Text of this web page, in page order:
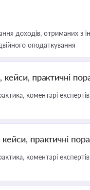
доходів, отриманих
оподаткування
кейси, практичні
коментарі
практичні
коментарі